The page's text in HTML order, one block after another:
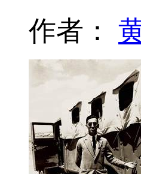
作者：